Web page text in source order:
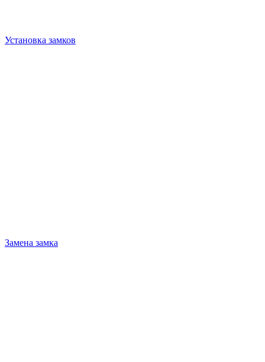
Установка замков
Замена замка